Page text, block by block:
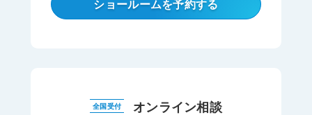
ショールームを予約する
全国受付 オンライン相談